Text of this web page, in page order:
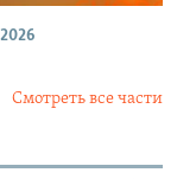
Смотреть все части